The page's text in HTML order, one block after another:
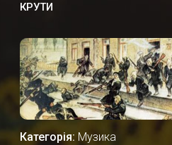
КРУТИ
Категорія: Музика